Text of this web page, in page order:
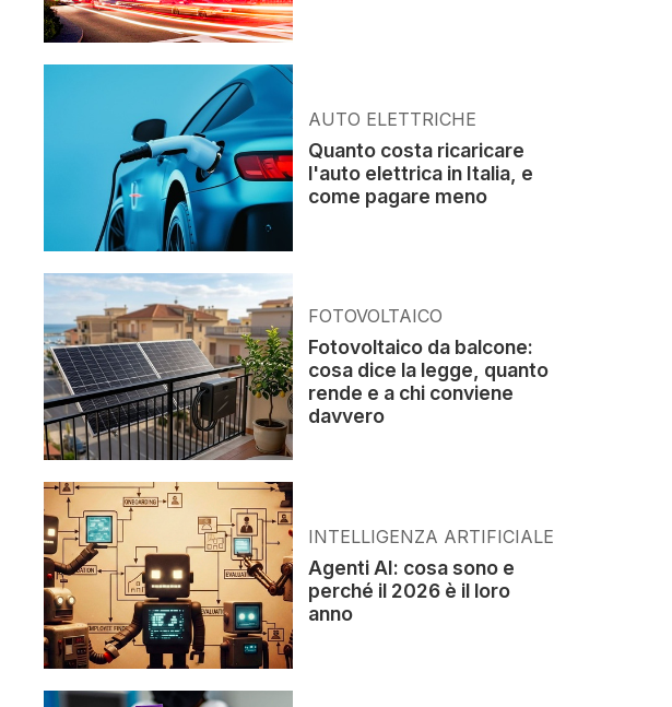
AUTO ELETTRICHE
Quanto costa ricaricare
l'auto elettrica in Italia, e
come pagare meno
FOTOVOLTAICO
Fotovoltaico da balcone:
cosa dice la legge, quanto
rende e a chi conviene
davvero
INTELLIGENZA ARTIFICIALE
Agenti AI: cosa sono e
perché il 2026 è il loro
anno